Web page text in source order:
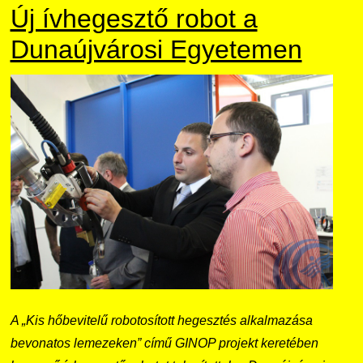
Új ívhegesztő robot a
Dunaújvárosi Egyetemen
A „Kis hőbevitelű robotosított hegesztés alkalmazása
bevonatos lemezeken” című GINOP projekt keretében